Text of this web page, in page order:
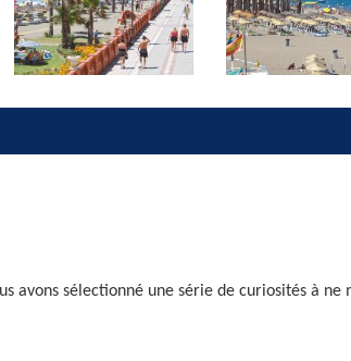
avons sélectionné une série de curiosités à ne